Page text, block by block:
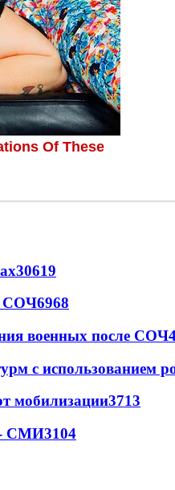
30619
СОЧ6968
военных после СОЧ
с использованием
мобилизации3713
- СМИ3104